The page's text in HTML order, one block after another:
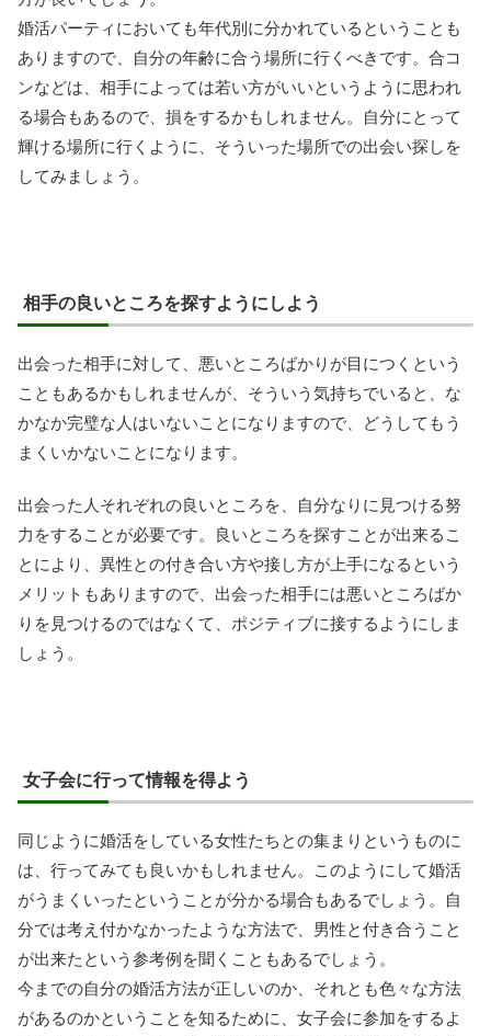
婚活パーティにおいても年代別に分かれているということも
ありますので、自分の年齢に合う場所に行くべきです。合コ
ンなどは、相手によっては若い方がいいというように思われ
る場合もあるので、損をするかもしれません。自分にとって
輝ける場所に行くように、そういった場所での出会い探しを
してみましょう。
相手の良いところを探すようにしよう
出会った相手に対して、悪いところばかりが目につくという
こともあるかもしれませんが、そういう気持ちでいると、な
かなか完璧な人はいないことになりますので、どうしてもう
まくいかないことになります。
出会った人それぞれの良いところを、自分なりに見つける努
力をすることが必要です。良いところを探すことが出来るこ
とにより、異性との付き合い方や接し方が上手になるという
メリットもありますので、出会った相手には悪いところばか
りを見つけるのではなくて、ポジティブに接するようにしま
しょう。
女子会に行って情報を得よう
同じように婚活をしている女性たちとの集まりというものに
は、行ってみても良いかもしれません。このようにして婚活
がうまくいったということが分かる場合もあるでしょう。自
分では考え付かなかったような方法で、男性と付き合うこと
が出来たという参考例を聞くこともあるでしょう。
今までの自分の婚活方法が正しいのか、それとも色々な方法
があるのかということを知るために、女子会に参加をするよ